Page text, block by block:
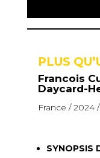
PLUS
Francois
Daycard-
France / 2024
SYNOPSIS